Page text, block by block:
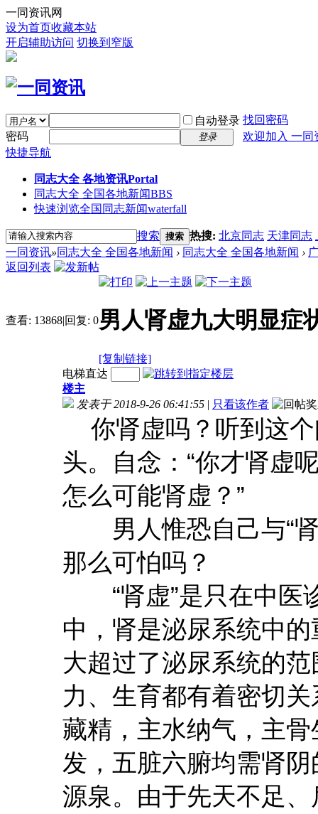
一同资讯网
设为首页收藏本站
开启辅助访问 切换到窄版
自动登录 找回密码
密码
登录
欢迎加入 一同
快捷导航
同志大全 各地资讯Portal
同志大全 全国各地新闻BBS
快速浏览全国同志新闻waterfall
搜索 搜索 热搜: 北京同志 天津同志
一同资讯»同志大全 全国各地新闻 › 同志大全 全国各地新闻 ›
返回列表
查看: 13868|回复: 0男人肾虚九大明显症
[复制链接]
电梯直达
楼主
发表于 2018-9-26 06:41:55 | 只看该作者
你肾虚吗？听到这个
头。自念：“你才肾虚
怎么可能肾虚？”
男人惟恐自己与“肾
那么可怕吗？
“肾虚”是只在中医
中，肾是泌尿系统中
大超过了泌尿系统的
力、生育都有着密切
藏精，主水纳气，主
发，五脏六腑均需肾
源泉。由于先天不足